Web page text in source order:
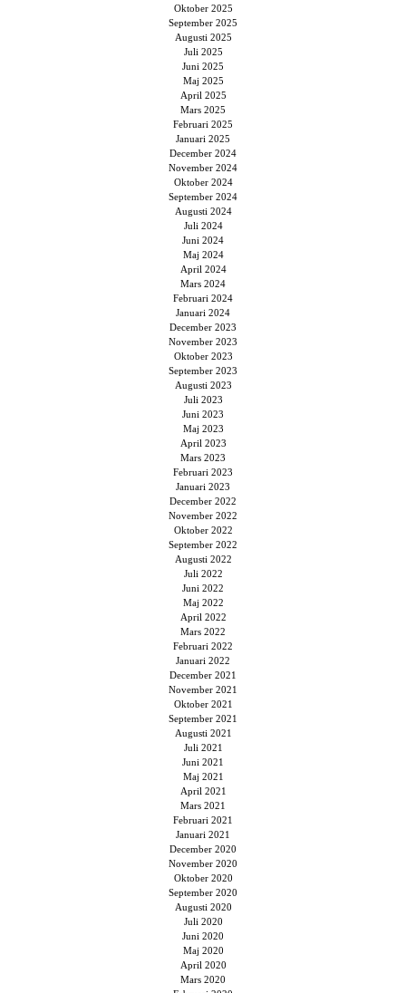
Oktober 2025
September 2025
Augusti 2025
Juli 2025
Juni 2025
Maj 2025
April 2025
Mars 2025
Februari 2025
Januari 2025
December 2024
November 2024
Oktober 2024
September 2024
Augusti 2024
Juli 2024
Juni 2024
Maj 2024
April 2024
Mars 2024
Februari 2024
Januari 2024
December 2023
November 2023
Oktober 2023
September 2023
Augusti 2023
Juli 2023
Juni 2023
Maj 2023
April 2023
Mars 2023
Februari 2023
Januari 2023
December 2022
November 2022
Oktober 2022
September 2022
Augusti 2022
Juli 2022
Juni 2022
Maj 2022
April 2022
Mars 2022
Februari 2022
Januari 2022
December 2021
November 2021
Oktober 2021
September 2021
Augusti 2021
Juli 2021
Juni 2021
Maj 2021
April 2021
Mars 2021
Februari 2021
Januari 2021
December 2020
November 2020
Oktober 2020
September 2020
Augusti 2020
Juli 2020
Juni 2020
Maj 2020
April 2020
Mars 2020